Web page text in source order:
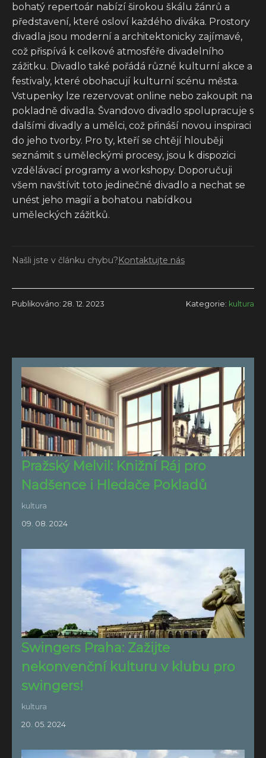
bohatý repertoár nabízí širokou škálu žánrů a
představení, které osloví každého diváka. Prostory
divadla jsou moderní a architektonicky zajímavé,
což přispívá k celkové atmosféře divadelního
zážitku. Divadlo také pořádá různé kulturní akce a
festivaly, které obohacují kulturní scénu města.
Vstupenky lze rezervovat online nebo zakoupit na
pokladně divadla. Švandovo divadlo spolupracuje s
dalšími divadly a umělci, což přináší novou inspiraci
do jeho tvorby. Pro ty, kteří se chtějí hlouběji
seznámit s uměleckými procesy, jsou k dispozici
vzdělávací programy a workshopy. Doporučuji
všem navštívit toto jedinečné divadlo a nechat se
unést jeho magií a bohatou nabídkou
uměleckých zážitků.
Našli jste v článku chybu?Kontaktujte nás
Publikováno: 28. 12. 2023 Kategorie: kultura
Pražský Melvil: Knižní Ráj pro
Nadšence i Hledače Pokladů
kultura
09. 08. 2024
Swingers Praha: Zažijte
nekonvenční kulturu v klubu pro
swingers!
kultura
20. 05. 2024